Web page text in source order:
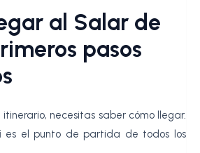
al Salar de
pasos
necesitas saber cómo llegar.
es el punto de partida de todos los